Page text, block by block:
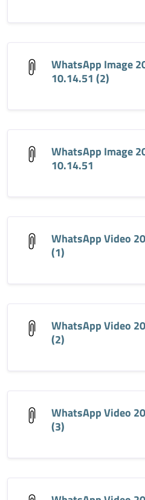
WhatsApp Image
10.14.51 (2)
WhatsApp Image
10.14.51
WhatsApp Video
(1)
WhatsApp Video
(2)
WhatsApp Video
(3)